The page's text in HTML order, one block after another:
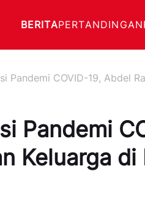
BERITAPERTANDINGAN
Pandemi COVID-19, Abdel
Pandemi
Keluarga di